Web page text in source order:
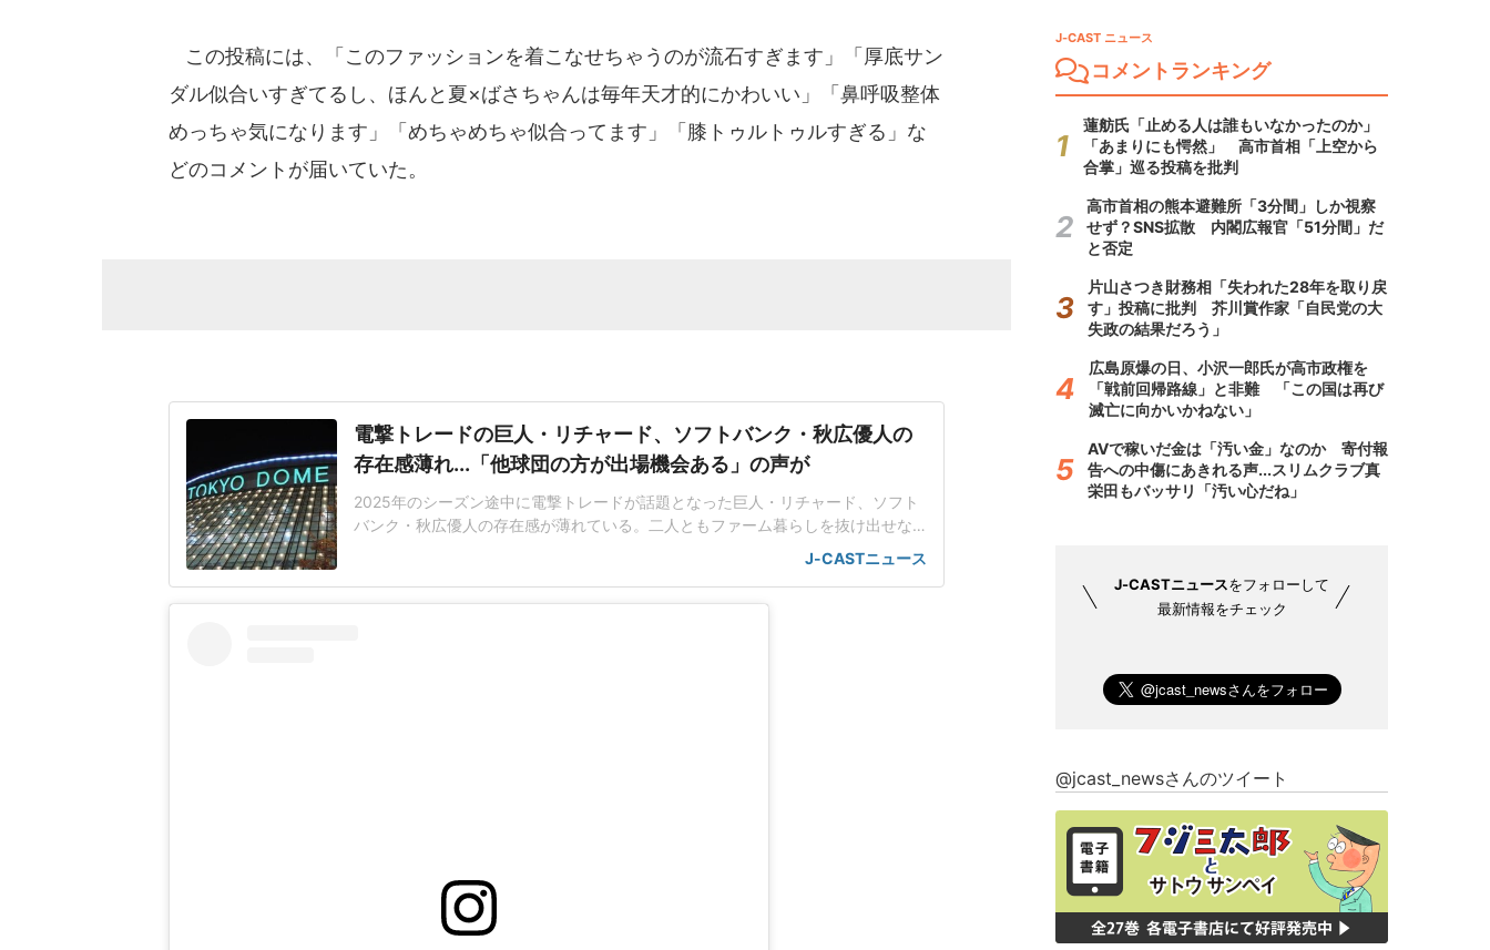
この投稿には、「このファッションを着こなせちゃうのが流石すぎます」「厚底サン
ダル似合いすぎてるし、ほんと夏×ばさちゃんは毎年天才的にかわいい」「鼻呼吸整体
めっちゃ気になります」「めちゃめちゃ似合ってます」「膝トゥルトゥルすぎる」な
どのコメントが届いていた。
電撃トレードの巨人・リチャード、ソフトバンク・秋広優人の
存在感薄れ...「他球団の方が出場機会ある」の声が
2025年のシーズン途中に電撃トレードが話題となった巨人・リチャード、ソフト
バンク・秋広優人の存在感が薄れている。二人ともファーム暮らしを抜け出せな
いリチャードはソフトバンク在籍時にウエスタン・リーグで5年連続本塁打王に輝
いた長打力を評価され、秋広優人、大江竜聖と2対1のトレードで25年5月に巨人に
J-CASTニュース
J-CAST ニュース
コメントランキング
蓮舫氏「止める人は誰もいなかったのか」
「あまりにも愕然」 高市首相「上空から
合掌」巡る投稿を批判
高市首相の熊本避難所「3分間」しか視察
せず？SNS拡散 内閣広報官「51分間」だ
と否定
片山さつき財務相「失われた28年を取り戻
す」投稿に批判 芥川賞作家「自民党の大
失政の結果だろう」
広島原爆の日、小沢一郎氏が高市政権を
「戦前回帰路線」と非難 「この国は再び
滅亡に向かいかねない」
AVで稼いだ金は「汚い金」なのか 寄付報
告への中傷にあきれる声...スリムクラブ真
栄田もバッサリ「汚い心だね」
J-CASTニュースをフォローして
最新情報をチェック
@jcast_newsさんのツイート